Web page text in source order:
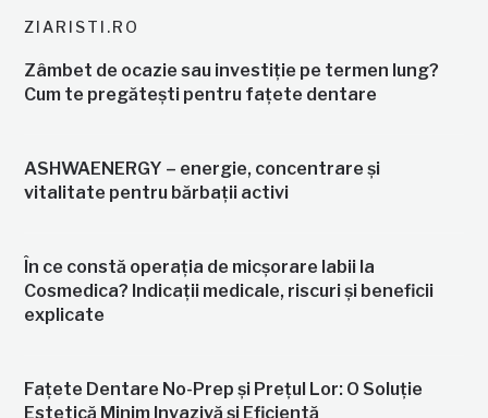
ZIARISTI.RO
Zâmbet de ocazie sau investiție pe termen lung?
Cum te pregătești pentru fațete dentare
ASHWAENERGY – energie, concentrare și
vitalitate pentru bărbații activi
În ce constă operația de micșorare labii la
Cosmedica? Indicații medicale, riscuri și beneficii
explicate
Fațete Dentare No-Prep și Prețul Lor: O Soluție
Estetică Minim Invazivă și Eficientă